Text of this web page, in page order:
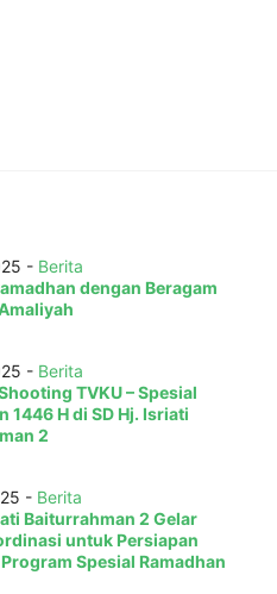
- Berita
dengan Beragam
- Berita
TVKU – Spesial
1446 H di SD Hj. Isriati
2
- Berita
Baiturrahman 2 Gelar
untuk Persiapan
Spesial Ramadhan